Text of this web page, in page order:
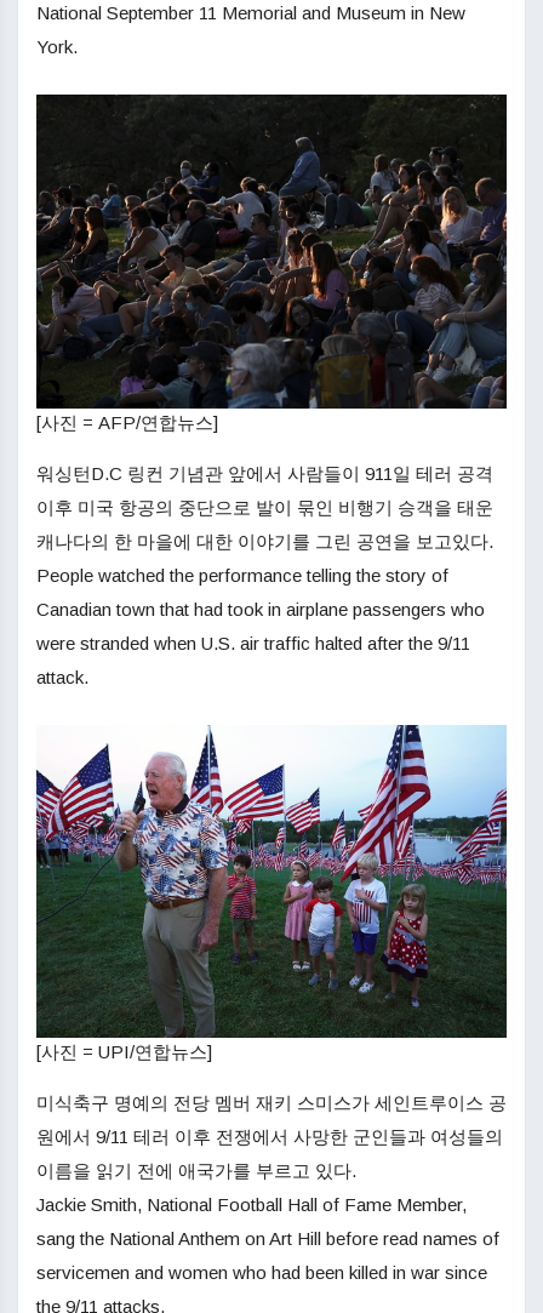
National September 11 Memorial and Museum in New
York.
[사진 = AFP/연합뉴스]
워싱턴D.C 링컨 기념관 앞에서 사람들이 911일 테러 공격
이후 미국 항공의 중단으로 발이 묶인 비행기 승객을 태운
캐나다의 한 마을에 대한 이야기를 그린 공연을 보고있다.
People watched the performance telling the story of
Canadian town that had took in airplane passengers who
were stranded when U.S. air traffic halted after the 9/11
attack.
[사진 = UPI/연합뉴스]
미식축구 명예의 전당 멤버 재키 스미스가 세인트루이스 공
원에서 9/11 테러 이후 전쟁에서 사망한 군인들과 여성들의
이름을 읽기 전에 애국가를 부르고 있다.
Jackie Smith, National Football Hall of Fame Member,
sang the National Anthem on Art Hill before read names of
servicemen and women who had been killed in war since
the 9/11 attacks.